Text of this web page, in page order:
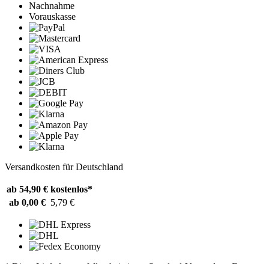
Nachnahme
Vorauskasse
Versandkosten für Deutschland
ab 54,90 € kostenlos*
ab 0,00 € 5,79 €